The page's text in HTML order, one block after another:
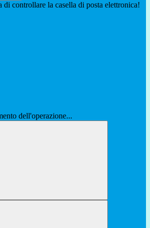
di controllare la casella di posta elettronica!
dell'operazione...